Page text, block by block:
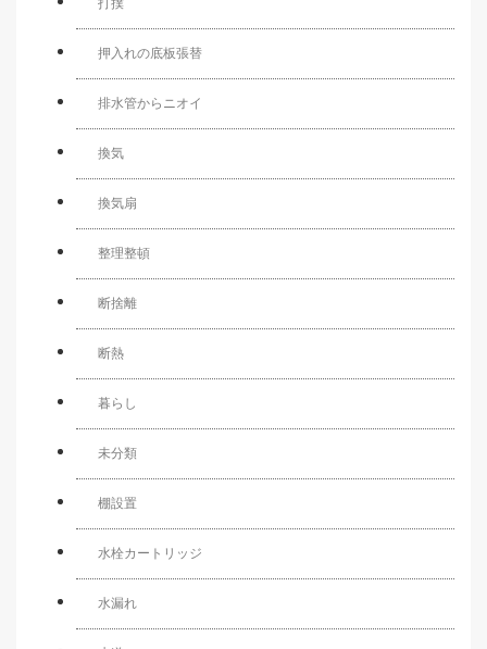
押入れの底板張替
排水管からニオイ
換気
換気扇
整理整頓
断捨離
断熱
暮らし
未分類
棚設置
水栓カートリッジ
水漏れ